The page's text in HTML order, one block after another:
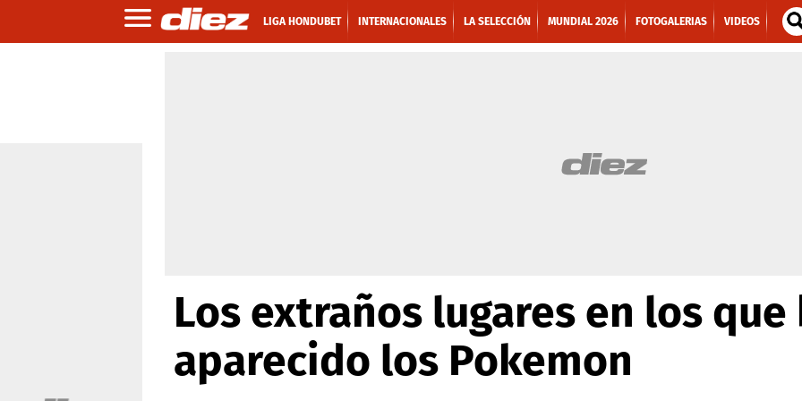
LIGA HONDUBET INTERNACIONALES LA SELECCIÓN MUNDIAL 2026 FOTOGALERIAS VIDEOS
Los extraños lugares en los que
aparecido los Pokemon